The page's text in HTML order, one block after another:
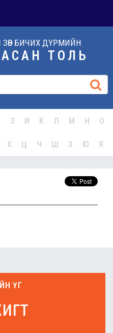
БИЧИХ ДҮРМИЙН
ТОЛЬ
З И К Л М Н О
Х Ц Ч Ш Э Ю Я
ҮГ